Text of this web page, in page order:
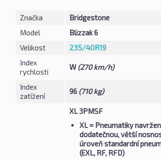
Značka
Bridgestone
Model
Blizzak 6
Velikost
235/40R19
Index
rychlosti
W(270 km/h)
Index
zatížení
96 (710 kg)
XL 3PMSF
XL= Pneumatiky
dodatečnou, větší
úroveň standardní
(EXL, RF, RFD)